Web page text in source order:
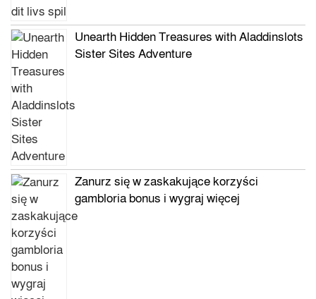
Unearth Hidden Treasures with Aladdinslots
Sister Sites Adventure
Zanurz się w zaskakujące korzyści
gambloria bonus i wygraj więcej